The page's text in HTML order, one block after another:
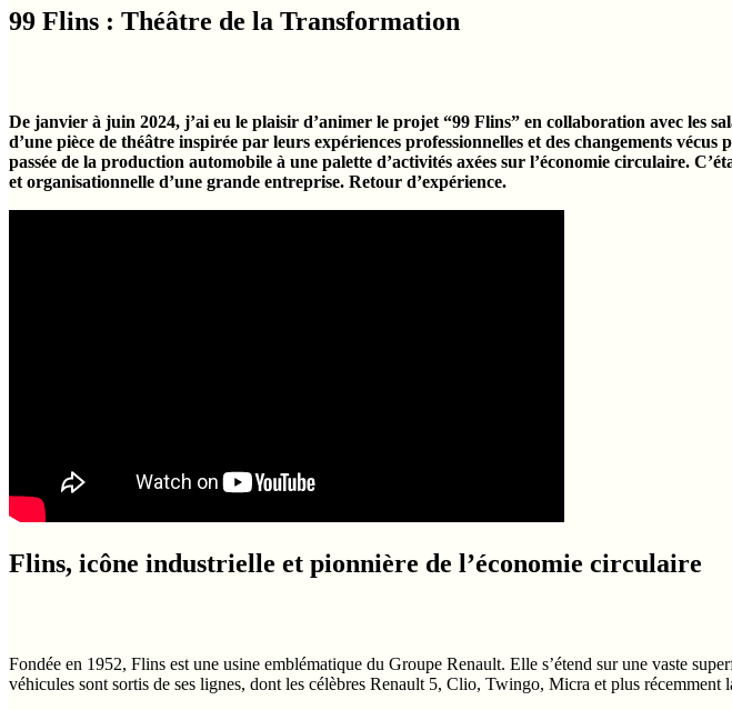
99 Flins : Théâtre de la Transformation
De janvier à juin 2024, j’ai eu le plaisir d’animer le projet “99 Flins” en collaboration avec les
d’une pièce de théâtre inspirée par leurs expériences professionnelles et des changements
passée de la production automobile à une palette d’activités axées sur l’économie circulaire.
et organisationnelle d’une grande entreprise. Retour d’expérience.
Flins, icône industrielle et pionnière de l’économie circulaire
Fondée en 1952, Flins est une usine emblématique du Groupe Renault. Elle s’étend sur une vaste
véhicules sont sortis de ses lignes, dont les célèbres Renault 5, Clio, Twingo, Micra et plus récemment